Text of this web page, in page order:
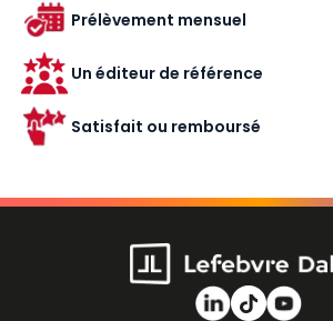
Prélèvement mensuel
Un éditeur de référence
Satisfait ou remboursé